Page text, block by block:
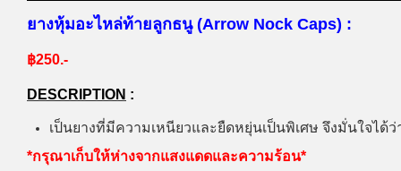
ยางหุ้มอะไหล่ท้ายลูกธนู (Arrow Nock Caps) :
฿250.-
DESCRIPTION :
เป็นยางที่มีความเหนียวและยืดหยุ่นเป็นพิเศษ จึงมั่นใจ
*กรุณาเก็บให้ห่างจากแสงแดดและความร้อน*